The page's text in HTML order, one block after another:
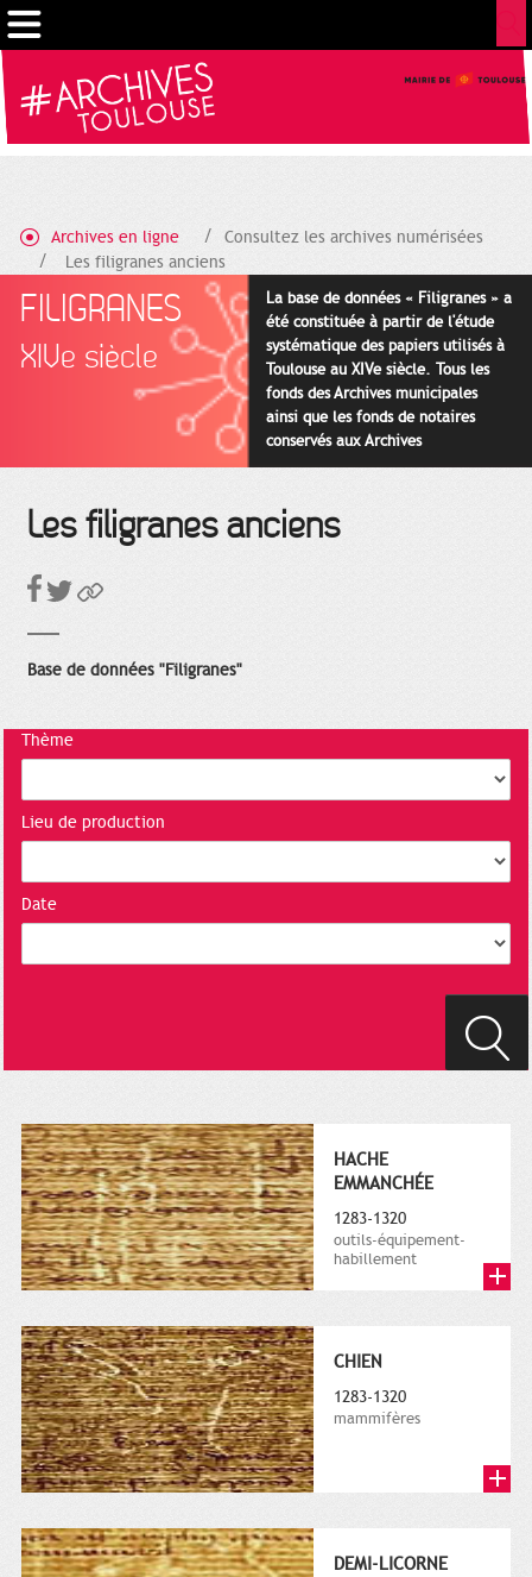
Archives en ligne
Consultez les archives numérisées
Les filigranes anciens
FILIGRANES
XIVe siècle
La base de données « Filigranes » a
été constituée à partir de l'étude
systématique des papiers utilisés à
Toulouse au XIVe siècle. Tous les
fonds des Archives municipales
ainsi que les fonds de notaires
conservés aux Archives
départementales pour cette
Les filigranes anciens
Base de données "Filigranes"
Thème
Lieu de production
Date
HACHE
EMMANCHÉE
1283-1320
outils-équipement-
habillement
CHIEN
1283-1320
mammifères
DEMI-LICORNE
Gestion de vos préférences sur les cookies